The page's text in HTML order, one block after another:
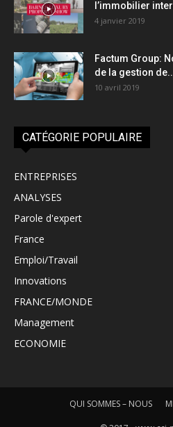
l’immobilier
4 janvier 2019
Factum Group:
de la gestion
10 avril 2019
CATÉGORIE POPULAIRE
ENTREPRISES
ANALYSES
Parole d'expert
France
Emploi/Travail
Innovations
FRANCE/MONDE
Management
ECONOMIE
QUI SOMMES – NOUS